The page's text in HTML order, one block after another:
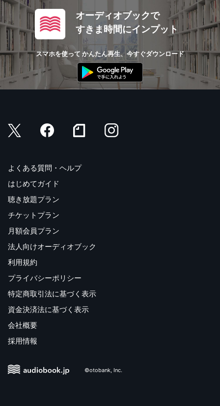
オーディオブックで
すきま時間にインプット
スマホを使って かんたん再生、今すぐダウンロード
よくある質問・ヘルプ
はじめてガイド
聴き放題プラン
チケットプラン
月額会員プラン
法人向けオーディオブック
利用規約
プライバシーポリシー
特定商取引法に基づく表示
資金決済法に基づく表示
会社概要
採用情報
©otobank, Inc.